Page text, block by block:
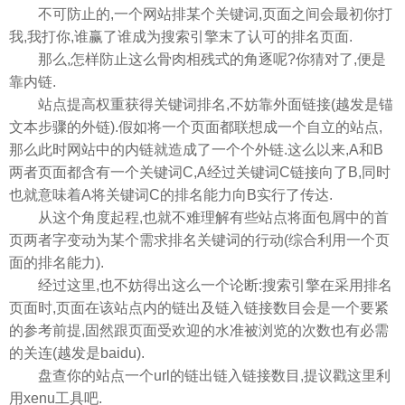
不可防止的,一个网站排某个关键词,页面之间会最初你打
我,我打你,谁赢了谁成为搜索引擎末了认可的排名页面.
那么,怎样防止这么骨肉相残式的角逐呢?你猜对了,便是
靠内链.
站点提高权重获得关键词排名,不妨靠外面链接(越发是锚
文本步骤的外链).假如将一个页面都联想成一个自立的站点,
那么此时网站中的内链就造成了一个个外链.这么以来,A和B
两者页面都含有一个关键词C,A经过关键词C链接向了B,同时
也就意味着A将关键词C的排名能力向B实行了传达.
从这个角度起程,也就不难理解有些站点将面包屑中的首
页两者字变动为某个需求排名关键词的行动(综合利用一个页
面的排名能力).
经过这里,也不妨得出这么一个论断:搜索引擎在采用排名
页面时,页面在该站点内的链出及链入链接数目会是一个要紧
的参考前提,固然跟页面受欢迎的水准被浏览的次数也有必需
的关连(越发是baidu).
盘查你的站点一个url的链出链入链接数目,提议戳这里利
用xenu工具吧.